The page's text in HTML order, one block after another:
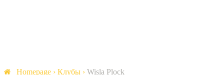
Homepage › Клубы › Wisla Plock